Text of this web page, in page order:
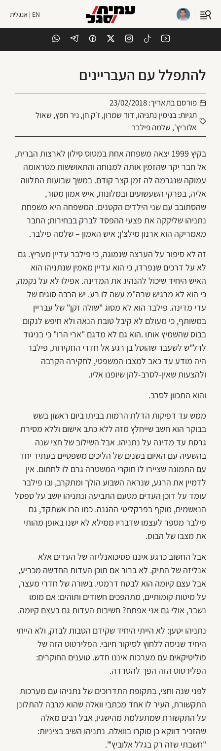
EN | אנגלית
להתפלל עם העבריינים
פורסם בתאריך:23/02/2018
תגיות:בנימין נתניהו, דוד שמרון,ז׳ק חן, ניר חפץ, שאול
אלוביץ׳, שלמה פילבר
בקיץ 1999 יצאה משפחה אחת במטוס סילון לארצות הברית,
אל חבר יקר שהזמין אותה למנוחה והתאוששות מטראומה
עמוקה שנגרמה לה זמן קצר קודם. במשך שבועות התלווה
אליה, בפרקי השעשועים ובמלונות, איש אמון מסור,
שהסתובב עם שני הילדים הקטנים. המשפחה היא משפחת
נתניהו שליקקה את פצעי ההפסד לברק בבחירות; החבר
מאמריקה הוא ארנון מילצ'ן; איש האמון – שלמה פילבר.
זה לא סיפור על הערצה שנמוגה, כי פילבר עדיין מעריץ. גם
לא על דרכים שנפרדו, כי הוא עדיין מאמין שנתניהו הוא
האיש היחיד שיכול להנהיג את המדינה. אפילו לא על נקמה,
כי הוא לא מרגיש שרה"מ עשה לו רע. יש הרבה סוגים של
עדי מדינה. פילבר הוא לא מסוג "שולה זקן" של עבריין
במשותף, כי מעולם לא קיבל טובת הנאה ולא חיפש לנקום
בבוס שהשמיץ אותו .הוא גם לא מדגם "ארי הרו" כי בניגוד
לרל"ש לשעבר שהוטל בן רגע אל חדרי החקירות, פילבר
היה מודע עד כאב למצבו המשפטי, לחקירה הקרבה
ולהצעות שאין-לסרב-להן שיופנו אליו.
והוא התכוון לסרב.
ממש עד דפיקות הדלת הרמות בביתו ביום ראשון בשש
בבוקר הוא חשב שייחלץ מזה ללא כתב אישום וללא מסירת
גרסת עד מדינה על נתניהו. אבל השילוב של חצי שנה
בהשעיה עם האיום בשנים של הליכים משפטיים בעתיד יחד
עם התמונה שציירו לו חוקרי המשטרה גרם לו לחתום. אין
לדמיין את הרגע, שנראה השבוע הולך ומתקרב, ובו פילבר
עומד על דוכן העדים מטעם התביעה ונתניהו יושב על ספסל
הנאשמים, מוקף בפרקליטי ההגנה. כמו הרו אשתקד, גם
פילבר מספר לעצמו שדבריו ממילא לא ישנו באופן מהותי
את מצבו של הבוס.
אבל החשוב כרגע איננו פסיכואנליזה של העדים אלא
אנליזה של התיק. לא ברור אם תוכן העדות החדשה מכריע,
אבל עצם קיומה הוא לבטח דרמטי. בשורה של חדרי מעצר,
על מיטות קומותיים, מתהפכים חשודים ותוהים: אם מומו
נשבר, אולי גם אני אפתח? חשיבות העדות גם בעצם קיומה.
נתניהו יטען: לא הייתי היחיד שקידם הטבות לבזק, ולא הייתי
היחיד שניסה ללחוץ לסיקור חיובי. הפלירטוט הזה של
פוליטיקאים עם מערכות איננו חדש. טוענים החוקרים:
הפלירטוט הזה הפך להטרדה.
לפני שנה וחצי, בתקופת התדרוכים של נתניהו עם מערכות
התקשורת, העיר לו אחד מכתבי וואלה שהוא מרבה להתלונן
על התקשורת שמתעלמת מהישגיו, אבל רבים מאלה
שהזכיר דווקא כן סוקרו בוואלה. נתניהו השיב בציניות:
"חשבתי שזה רק בגלל אלוביץ'".